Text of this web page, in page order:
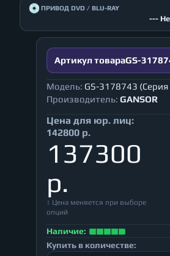
💿ПРИВОД DVD / BLU-RAY
---
Артикул товараGS-
Модель: GS-3178743 (Серия
Производитель: GANSOR
Цена для юр. лиц:
142800 р.
137300
р.
↕ Цена меняется при выборе
опций
Наличие:
Купить в количестве: